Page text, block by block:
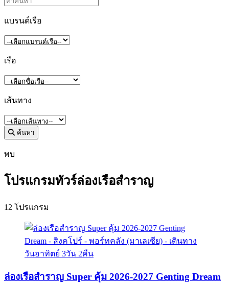
แบรนด์เรือ
เรือ
เส้นทาง
ค้นหา
พบ
โปรแกรมทัวร์ล่องเรือสำราญ
12 โปรแกรม
ล่องเรือสำราญ Super คุ้ม 2026-2027 Genting Dream